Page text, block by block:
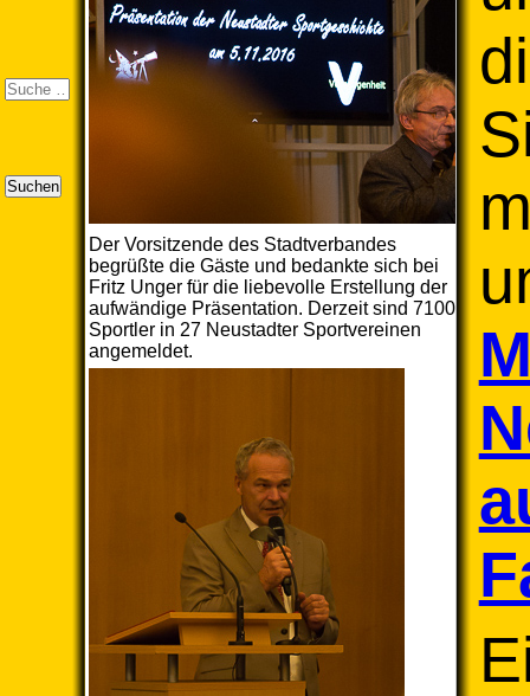
Suchen
Der Vorsitzende des Stadtverbandes
begrüßte die Gäste und bedankte sich bei
Fritz Unger für die liebevolle Erstellung der
aufwändige Präsentation. Derzeit sind 7100
Sportler in 27 Neustadter Sportvereinen
angemeldet.